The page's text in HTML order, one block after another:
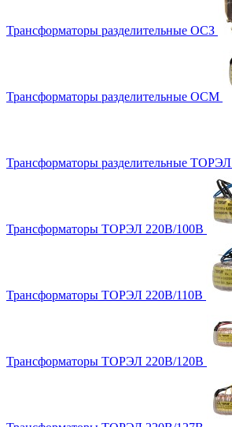
Трансформаторы разделительные ОСЗ
Трансформаторы разделительные ОСМ
Трансформаторы разделительные ТОРЭЛ
Трансформаторы ТОРЭЛ 220В/100В
Трансформаторы ТОРЭЛ 220В/110В
Трансформаторы ТОРЭЛ 220В/120В